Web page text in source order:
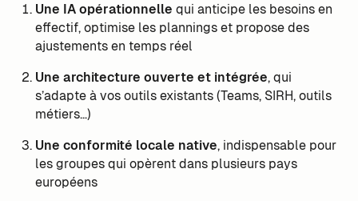
Une IA opérationnelle qui anticipe les besoins en
effectif, optimise les plannings et propose des
ajustements en temps réel
Une architecture ouverte et intégrée, qui
s’adapte à vos outils existants (Teams, SIRH, outils
métiers…)
Une conformité locale native, indispensable pour
les groupes qui opèrent dans plusieurs pays
européens